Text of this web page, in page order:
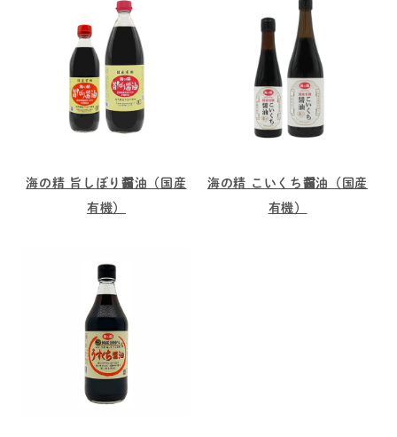
海の精 旨しぼり醤油（国産
有機）
海の精 こいくち醤油（国産
有機）